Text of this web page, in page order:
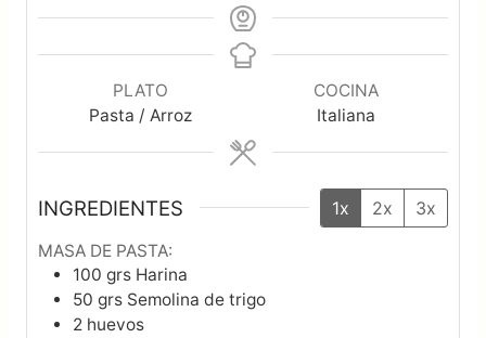
PLATO
Pasta / Arroz
COCINA
Italiana
INGREDIENTES 1x 2x 3x
MASA DE PASTA:
100 grs Harina
50 grs Semolina de trigo
2 huevos